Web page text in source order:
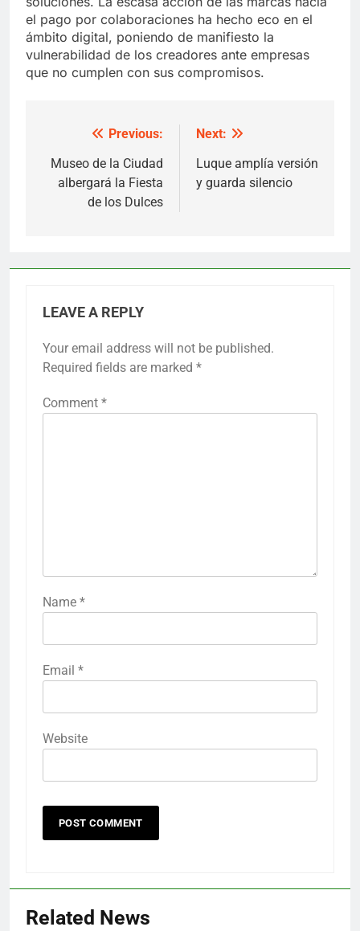
el pago por colaboraciones ha hecho eco en el
ámbito digital, poniendo de manifiesto la
vulnerabilidad de los creadores ante empresas
que no cumplen con sus compromisos.
navigation
Previous:
Museo de la Ciudad
albergará la Fiesta
de los Dulces
Next:
Luque amplía versión
y guarda silencio
LEAVE A REPLY
Your email address will not be published.
Required fields are marked *
Comment *
Name *
Email *
Website
Related News